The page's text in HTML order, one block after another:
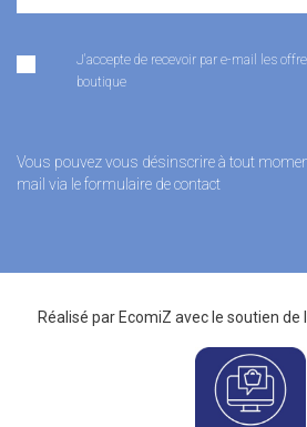
J'accepte de recevoir par e-mail les
boutique
Vous pouvez vous désinscrire à tout
mail via le formulaire de contact
Réalisé par EcomiZ avec le soutien de